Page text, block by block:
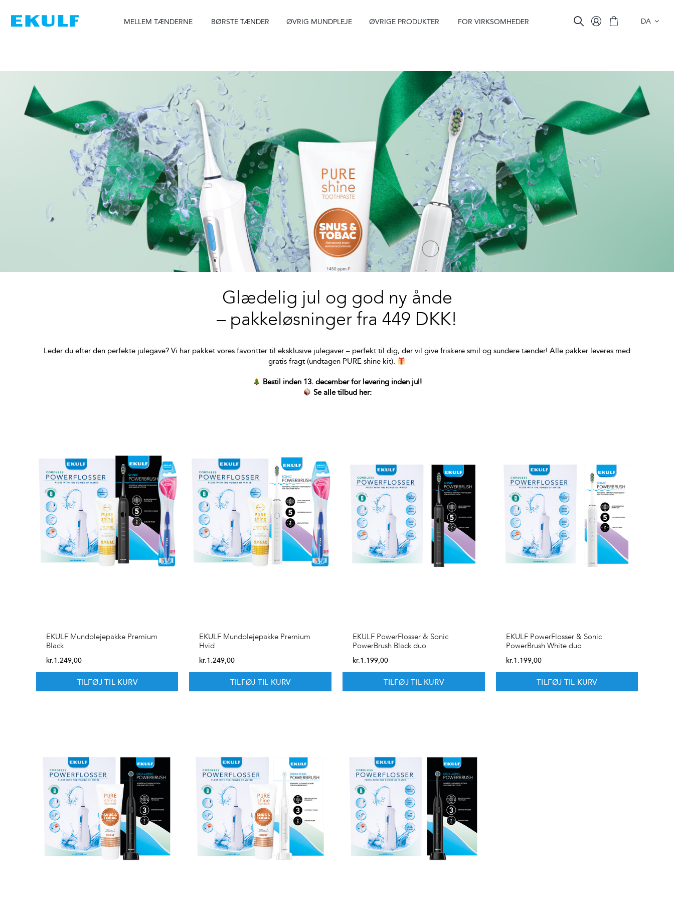
content
MELLEM TÆNDERNE BØRSTE TÆNDER ØVRIG MUNDPLEJE ØVRIGE PRODUKTER FOR VIRKSOMHEDER DA
Glædelig jul og god ny ånde
– pakkeløsninger fra 449 DKK!
Leder du efter den perfekte julegave? Vi har pakket vores favoritter til eksklusive julegaver – perfekt til dig, der vil give friskere smil og sundere tænder! Alle pakker leveres med
gratis fragt (undtagen PURE shine kit).
Bestil inden 13. december for levering inden jul!
Se alle tilbud her:
EKULF Mundplejepakke Premium
Black
kr.1.249,00
TILFØJ TIL KURV
EKULF Mundplejepakke Premium
Hvid
kr.1.249,00
TILFØJ TIL KURV
EKULF PowerFlosser & Sonic
PowerBrush Black duo
kr.1.199,00
TILFØJ TIL KURV
EKULF PowerFlosser & Sonic
PowerBrush White duo
kr.1.199,00
TILFØJ TIL KURV